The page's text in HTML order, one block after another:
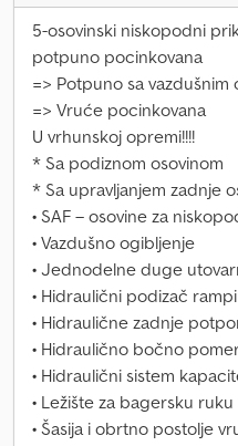
5-osovinski niskopodni
potpuno pocinkovana
=> Potpuno sa vazdušnim
=> Vruće pocinkovana
U vrhunskoj opremi!!!!
* Sa podiznom osovinom
* Sa upravljanjem zadnje
• SAF – osovine za
• Vazdušno ogibljenje
• Jednodelne duge
• Hidraulični podizač rampi
• Hidraulične zadnje
• Hidraulično bočno
• Hidraulični sistem
• Ležište za bagersku ruku
• Šasija i obrtno postolje